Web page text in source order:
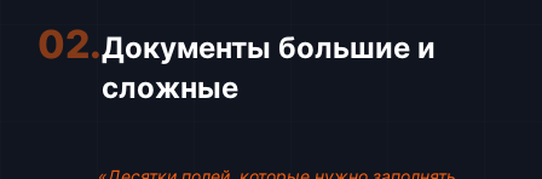
02.Документы большие и
сложные